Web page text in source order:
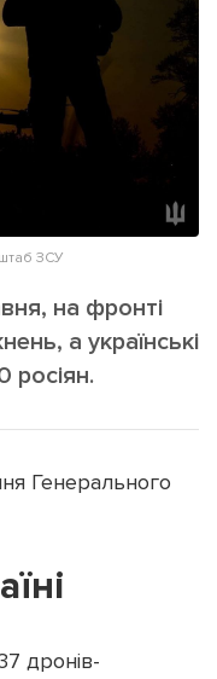
Lviv
ЗСУ
на фронті
а українські
Генерального
дронів-